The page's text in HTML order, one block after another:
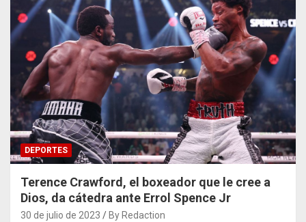
DEPORTES
Terence Crawford, el boxeador que le cree a
Dios, da cátedra ante Errol Spence Jr
30 de julio de 2023 By Redaction